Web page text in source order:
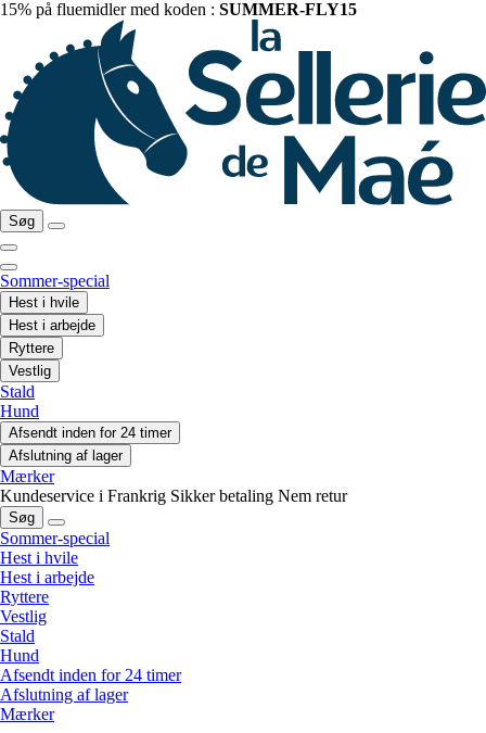
15% på fluemidler med koden : SUMMER-FLY15
Søg
Sommer-special
Hest i hvile
Hest i arbejde
Ryttere
Vestlig
Stald
Hund
Afsendt inden for 24 timer
Afslutning af lager
Mærker
Kundeservice i Frankrig Sikker betaling Nem retur
Søg
Sommer-special
Hest i hvile
Hest i arbejde
Ryttere
Vestlig
Stald
Hund
Afsendt inden for 24 timer
Afslutning af lager
Mærker